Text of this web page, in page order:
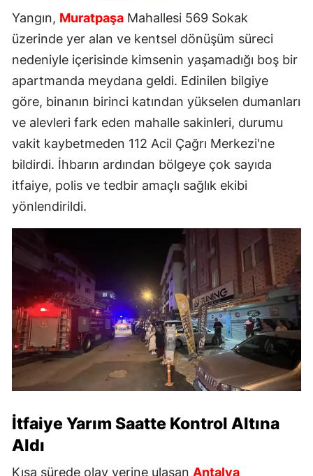
Yangın, Muratpaşa Mahallesi 569 Sokak
üzerinde yer alan ve kentsel dönüşüm süreci
nedeniyle içerisinde kimsenin yaşamadığı boş bir
apartmanda meydana geldi. Edinilen bilgiye
göre, binanın birinci katından yükselen dumanları
ve alevleri fark eden mahalle sakinleri, durumu
vakit kaybetmeden 112 Acil Çağrı Merkezi'ne
bildirdi. İhbarın ardından bölgeye çok sayıda
itfaiye, polis ve tedbir amaçlı sağlık ekibi
yönlendirildi.
İtfaiye Yarım Saatte Kontrol Altına
Aldı
Kısa sürede olay yerine ulaşan Antalya